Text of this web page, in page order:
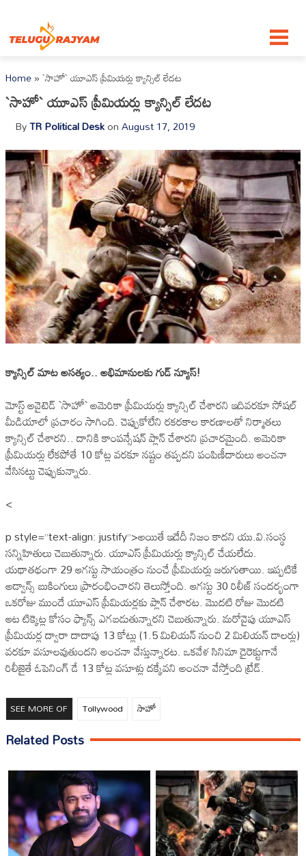
Home»`సాహో` యూఎస్ ప్రీమియ‌ర్లు క్యాన్సిల్ లేద‌ట‌
`సాహో` యూఎస్ ప్రీమియ‌ర్లు క్యాన్సిల్ లేద‌ట‌
ByTR Political DeskonAugust 17, 2019
క్యాన్సిల్ మాట అస‌త్యం.. అభిమానుల‌కు గుడ్ న్యూస్!
మోస్ట్ అవైటెడ్ `సాహో` అమెరికా ప్రీమియ‌ర్లు క్యాన్సిల్ చేశార‌ని ఇదివ‌ర‌కూ సోష‌ల్
మీడియాలో ప్ర‌చారం సాగింది. చెప్పుకోలేని ర‌క‌ర‌కాల కార‌ణాల‌తో నిర్మాత‌లు
క్యాన్సిల్ చేశార‌ని.. దానికి కాంప‌న్సేష‌న్ ప్లాన్ చేశార‌ని ప్ర‌చార‌మైంది. అమెరికా
ప్రీమియ‌ర్లు లేక‌పోతే 10 కోట్ల వ‌ర‌కూ న‌ష్టం త‌ప్ప‌ద‌ని పంపిణీదారులు అంచ‌నా
వేసిన‌ట్టు చెప్పుకున్నారు.
<
p style=”text-align: justify”>అయితే ఇదేదీ నిజం కాద‌ని యు.వి.సంస్థ
స‌న్నిహితులు చెబుతున్నారు. యూఎస్ ప్రీమియ‌ర్లు క్యాన్సిల్ చేయ‌లేదు.
య‌థాత‌థంగా 29 ఆగ‌స్టు సాయంత్రం నుంచే ప్రీమియ‌ర్లు జ‌రుగుతాయి. ఇప్ప‌టికే
అడ్వాన్స్ బుకింగులు ప్రారంభించార‌ని తెలుస్తోంది. ఆగ‌స్టు 30 రిలీజ్ సంద‌ర్భంగా
ఒక‌రోజు ముందే యూఎస్ ప్రీమియ‌ర్ల‌కు ప్లాన్ చేశార‌ట‌. మొద‌టి రోజు మొద‌టి
ఆట టిక్కెట్ల కోసం ఫ్యాన్స్ ఎగ‌బ‌డుతున్నార‌ని చెబుతున్నారు. మ‌రోవైపు యూఎస్
ప్రీమియ‌ర్ల ద్వారా దాదాపు 13 కోట్లు (1.5 మిలియ‌న్ నుంచి 2 మిలియ‌న్ డాల‌ర్లు)
వ‌రకూ వ‌సూల‌వుతుంద‌ని అంచ‌నా వేస్తున్నార‌ట‌. ఒక‌వేళ సినిమా డైరెక్టుగానే
రిలీజైతే ఓపెనింగ్ డే 13 కోట్ల వ‌సూళ్లు ద‌క్కేవ‌ని అంచ‌నా వేస్తోంది ట్రేడ్.
SEE MORE OF Tollywood సాహో
Related Posts